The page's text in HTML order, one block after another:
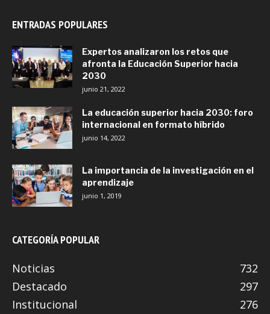
ENTRADAS POPULARES
Expertos analizaron los retos que
afronta la Educación Superior hacia
2030
junio 21, 2022
La educación superior hacia 2030: foro
internacional en formato híbrido
junio 14, 2022
La importancia de la investigación en el
aprendizaje
junio 1, 2019
CATEGORÍA POPULAR
Noticias
732
Destacado
297
Institucional
276